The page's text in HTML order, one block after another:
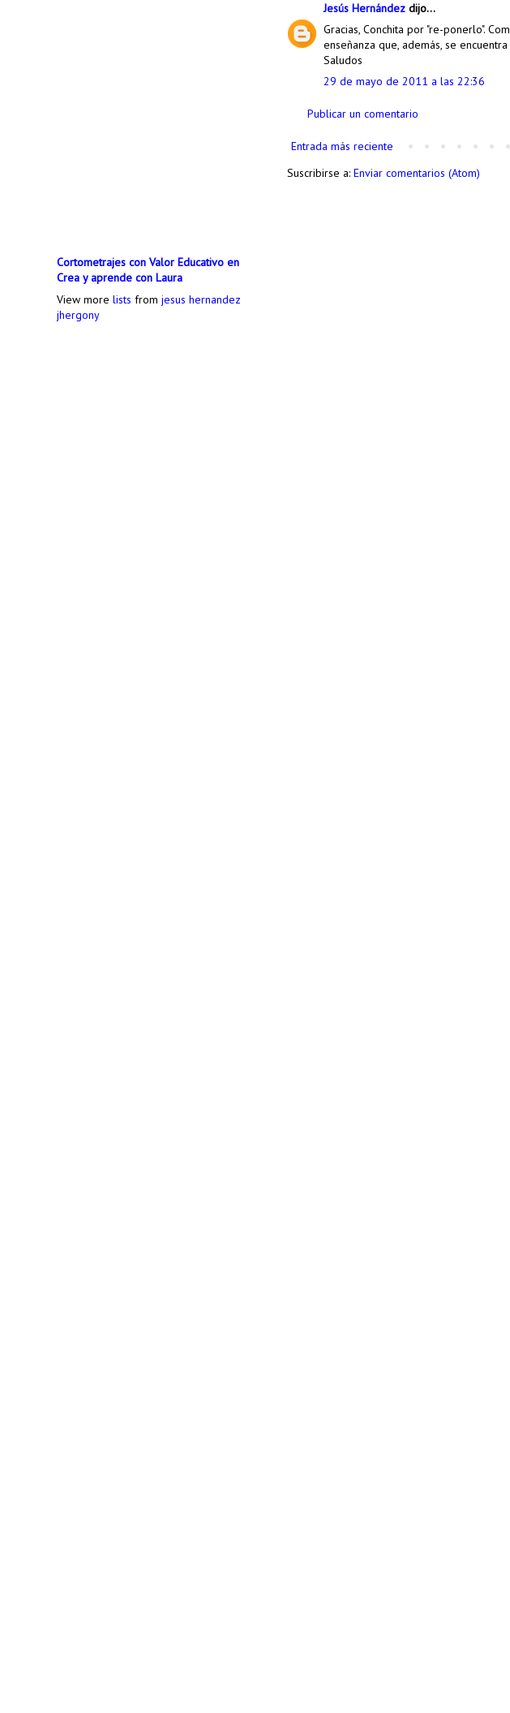
Jesús Hernández dijo...
Gracias, Conchita por "re-ponerlo".
enseñanza que, además, se
Saludos
29 de mayo de 2011 a las 22:36
Publicar un comentario
Entrada más reciente
Suscribirse a: Enviar comentarios (Atom)
Cortometrajes con Valor Educativo en
Crea y aprende con Laura
View more lists from jesus hernandez
jhergony